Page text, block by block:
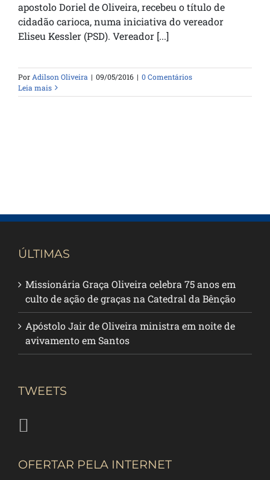
apostolo Doriel de Oliveira, recebeu o título de
cidadão carioca, numa iniciativa do vereador
Eliseu Kessler (PSD). Vereador [...]
PorAdilson Oliveira | 09/05/2016 | 0 Comentários
Leia mais
ÚLTIMAS
Missionária Graça Oliveira celebra 75 anos em
culto de ação de graças na Catedral da Bênção
Apóstolo Jair de Oliveira ministra em noite de
avivamento em Santos
TWEETS
OFERTAR PELA INTERNET